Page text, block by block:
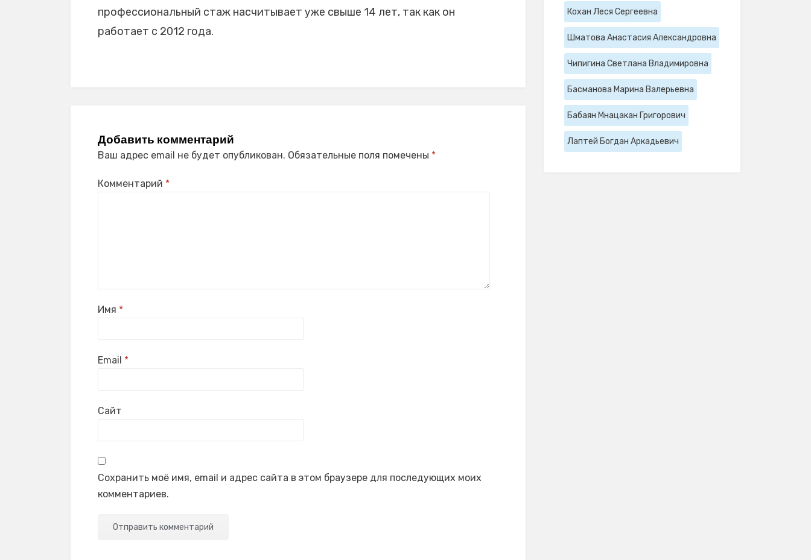
профессиональный стаж насчитывает уже свыше 14 лет, так как он
работает с 2012 года.
Добавить комментарий
Ваш адрес email не будет опубликован. Обязательные поля помечены *
Комментарий *
Имя *
Email *
Сайт
Сохранить моё имя, email и адрес сайта в этом браузере для последующих моих
комментариев.
Кохан Леся Сергеевна
Шматова Анастасия Александровна
Чипигина Светлана Владимировна
Басманова Марина Валерьевна
Бабаян Мнацакан Григорович
Лаптей Богдан Аркадьевич